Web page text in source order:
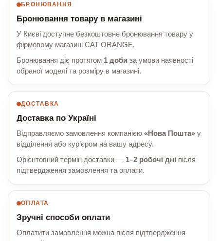
БРОНЮВАННЯ
Бронювання товару в магазині
У Києві доступне безкоштовне бронювання товару у
фірмовому магазині CAT ORANGE.
Бронювання діє протягом 1 доби за умови наявності
обраної моделі та розміру в магазині.
ДОСТАВКА
Доставка по Україні
Відправляємо замовлення компанією «Нова Пошта» у
відділення або кур’єром на вашу адресу.
Орієнтовний термін доставки — 1–2 робочі дні після
підтвердження замовлення та оплати.
ОПЛАТА
Зручні способи оплати
Оплатити замовлення можна після підтвердження